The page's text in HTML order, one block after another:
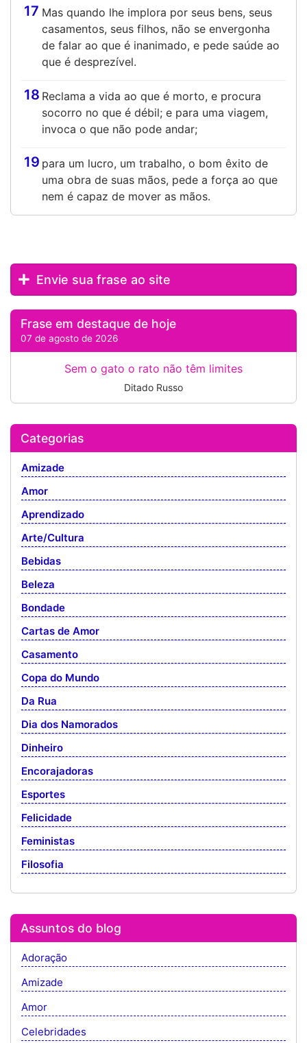
17 Mas quando lhe implora por seus bens, seus
casamentos, seus filhos, não se envergonha
de falar ao que é inanimado, e pede saúde ao
que é desprezível.
18 Reclama a vida ao que é morto, e procura
socorro no que é débil; e para uma viagem,
invoca o que não pode andar;
19 para um lucro, um trabalho, o bom êxito de
uma obra de suas mãos, pede a força ao que
nem é capaz de mover as mãos.
Envie sua frase ao site
Frase em destaque de hoje
07 de agosto de 2026
Sem o gato o rato não têm limites
Ditado Russo
Categorias
Amizade
Amor
Aprendizado
Arte/Cultura
Bebidas
Beleza
Bondade
Cartas de Amor
Casamento
Copa do Mundo
Da Rua
Dia dos Namorados
Dinheiro
Encorajadoras
Esportes
Felicidade
Feministas
Filosofia
Assuntos do blog
Adoração
Amizade
Amor
Celebridades